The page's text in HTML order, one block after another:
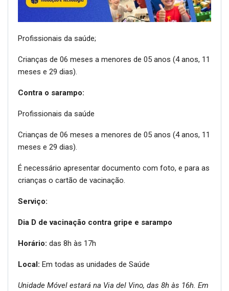
Profissionais da saúde;
Crianças de 06 meses a menores de 05 anos (4 anos, 11
meses e 29 dias).
Contra o sarampo:
Profissionais da saúde
Crianças de 06 meses a menores de 05 anos (4 anos, 11
meses e 29 dias).
É necessário apresentar documento com foto, e para as
crianças o cartão de vacinação.
Serviço:
Dia D de vacinação contra gripe e sarampo
Horário: das 8h às 17h
Local: Em todas as unidades de Saúde
Unidade Móvel estará na Via del Vino, das 8h às 16h. Em